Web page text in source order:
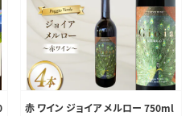
赤 ワイン ジョイア メルロー 750ml